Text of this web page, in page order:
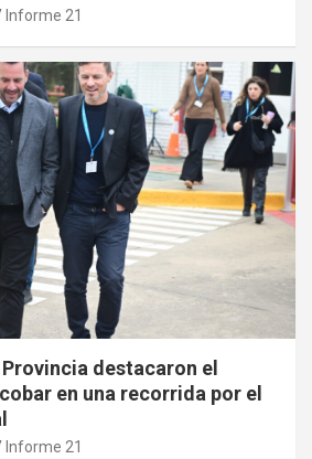
Informe 21
destacaron el
en una recorrida por el
Informe 21